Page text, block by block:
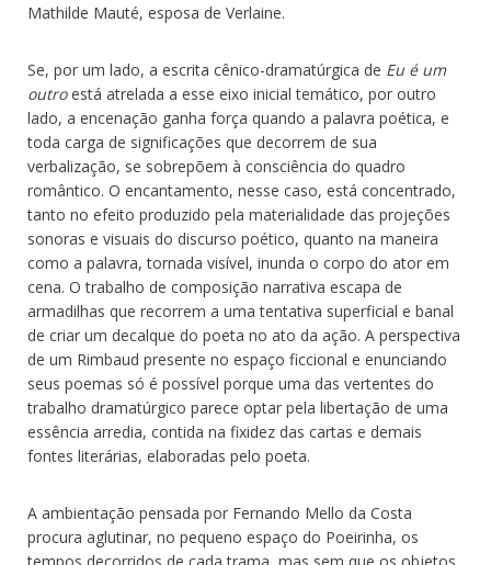
Mathilde Mauté, esposa de Verlaine.
Se, por um lado, a escrita cênico-dramatúrgica de Eu é um
outroestá atrelada a esse eixo inicial temático, por outro
lado, a encenação ganha força quando a palavra poética, e
toda carga de significações que decorrem de sua
verbalização, se sobrepõem à consciência do quadro
romântico. O encantamento, nesse caso, está concentrado,
tanto no efeito produzido pela materialidade das projeções
sonoras e visuais do discurso poético, quanto na maneira
como a palavra, tornada visível, inunda o corpo do ator em
cena. O trabalho de composição narrativa escapa de
armadilhas que recorrem a uma tentativa superficial e banal
de criar um decalque do poeta no ato da ação. A perspectiva
de um Rimbaud presente no espaço ficcional e enunciando
seus poemas só é possível porque uma das vertentes do
trabalho dramatúrgico parece optar pela libertação de uma
essência arredia, contida na fixidez das cartas e demais
fontes literárias, elaboradas pelo poeta.
A ambientação pensada por Fernando Mello da Costa
procura aglutinar, no pequeno espaço do Poeirinha, os